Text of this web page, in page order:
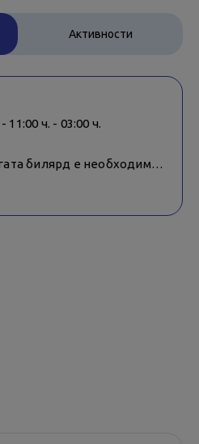
Активности
Понеделник - Неделя - 11:00 ч. - 03:00 ч.
билярд е необходима